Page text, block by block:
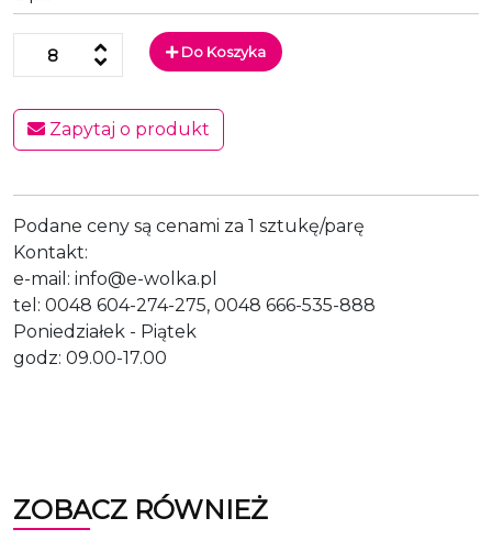
Do Koszyka
Zapytaj o produkt
Podane ceny są cenami za 1 sztukę/parę
Kontakt:
e-mail: info@e-wolka.pl
tel: 0048 604-274-275, 0048 666-535-888
Poniedziałek - Piątek
godz: 09.00-17.00
ZOBACZ RÓWNIEŻ